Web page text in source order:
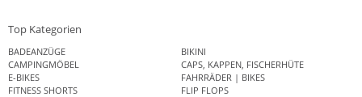
Top Kategorien
BADEANZÜGE
BIKINI
CAMPINGMÖBEL
CAPS, KAPPEN, FISCHERHÜTE
E-BIKES
FAHRRÄDER | BIKES
FITNESS SHORTS
FLIP FLOPS